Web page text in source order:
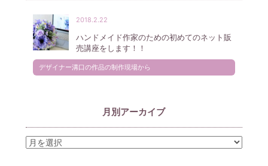
2018.2.22
ハンドメイド作家のための初めてのネット販
売講座をします！！
デザイナー溝口の作品の制作現場から
月別アーカイブ